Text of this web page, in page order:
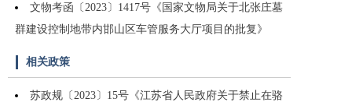
文物考函〔2023〕1417号《国家文物局关于北张庄墓
群建设控制地带内邯山区车管服务大厅项目的批复》
相关政策
苏政规〔2023〕15号《江苏省人民政府关于禁止在骆